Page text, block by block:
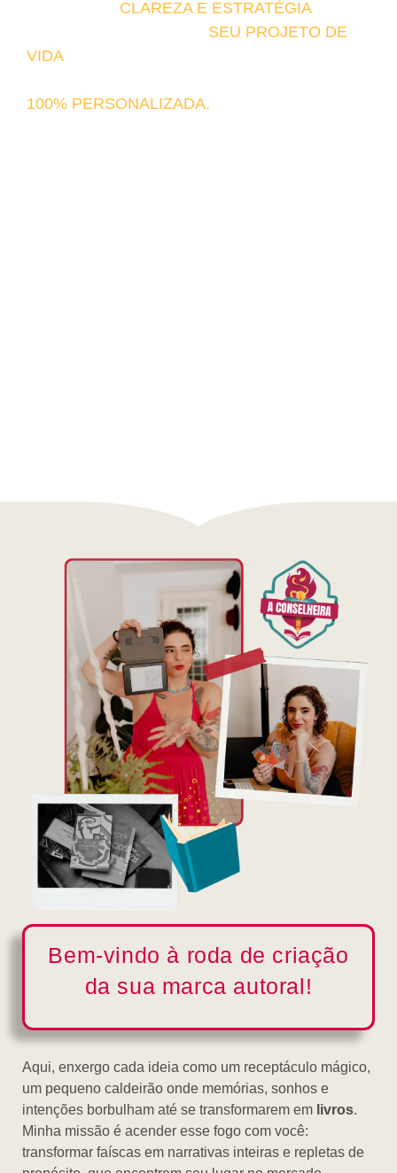
CLAREZA E ESTRATÉGIAPARA
SEU PROJETO DE
VIDA
100% PERSONALIZADA.
Bem-vindo à roda de criação
da sua marca autoral!
Aqui, enxergo cada ideia como um receptáculo mágico,
um pequeno caldeirão onde memórias, sonhos e
intenções borbulham até se transformarem em livros.
Minha missão é acender esse fogo com você:
transformar faíscas em narrativas inteiras e repletas de